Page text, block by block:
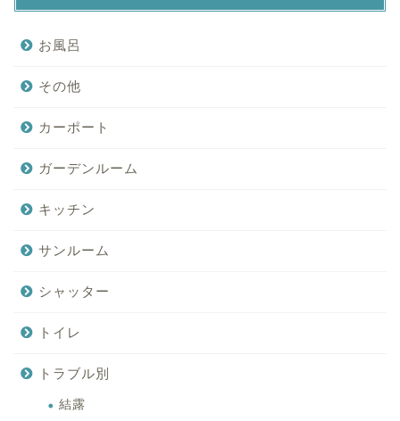
お風呂
その他
カーポート
ガーデンルーム
キッチン
サンルーム
シャッター
トイレ
トラブル別
結露